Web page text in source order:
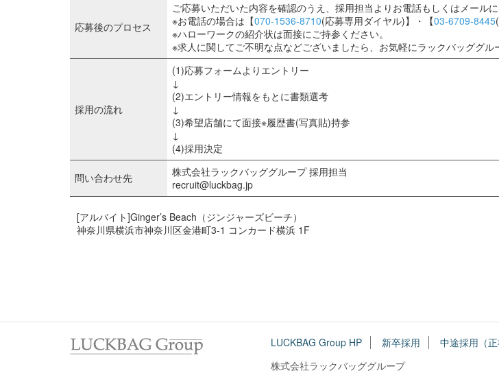
応募後のプロセス
ご応募いただいた内容を確認のうえ、採用担当よりお電話もしくはメールに
※お電話の場合は【070-1536-8710(応募専用ダイヤル)】・【03-6709-8445
※ハローワークの紹介状は面接にご持参ください。
※求人に関してご不明な点などございましたら、お気軽にラックバッググル
採用の流れ
(1)応募フォームよりエントリー
↓
(2)エントリー情報をもとに書類選考
↓
(3)希望店舗にて面接※履歴書(写真貼)持参
↓
(4)採用決定
問い合わせ先
株式会社ラックバッググループ 採用担当
recruit@luckbag.jp
[アルバイト]Ginger’s Beach（ジンジャーズビーチ）
神奈川県横浜市神奈川区金港町3-1 コンカード横浜 1F
LUCKBAG Group HP 新卒採用 中途採用（正
株式会社ラックバッググループ